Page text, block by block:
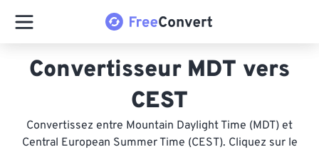
Convertisseur MDT vers
CEST
Convertissez entre Mountain Daylight Time (MDT) et
Central European Summer Time (CEST). Cliquez sur le